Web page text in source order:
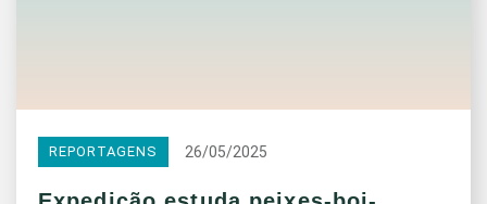
REPORTAGENS 26/05/2025